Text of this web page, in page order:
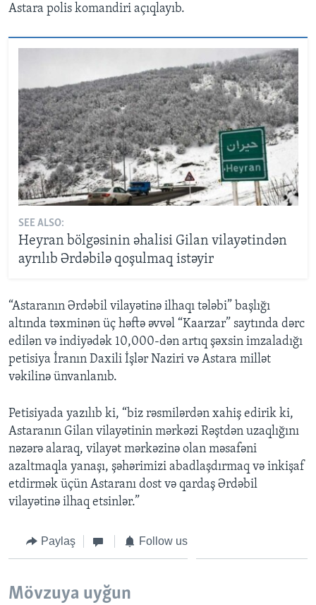
Astara polis komandiri açıqlayıb.
SEE ALSO:
Heyran bölgəsinin əhalisi Gilan vilayətindən
ayrılıb Ərdəbilə qoşulmaq istəyir
“Astaranın Ərdəbil vilayətinə ilhaqı tələbi” başlığı
altında təxminən üç həftə əvvəl “Kaarzar” saytında dərc
edilən və indiyədək 10,000-dən artıq şəxsin imzaladığı
petisiya İranın Daxili İşlər Naziri və Astara millət
vəkilinə ünvanlanıb.
Petisiyada yazılıb ki, “biz rəsmilərdən xahiş edirik ki,
Astaranın Gilan vilayətinin mərkəzi Rəştdən uzaqlığını
nəzərə alaraq, vilayət mərkəzinə olan məsafəni
azaltmaqla yanaşı, şəhərimizi abadlaşdırmaq və inkişaf
etdirmək üçün Astaranı dost və qardaş Ərdəbil
vilayətinə ilhaq etsinlər.”
Paylaş Follow us
Mövzuya uyğun